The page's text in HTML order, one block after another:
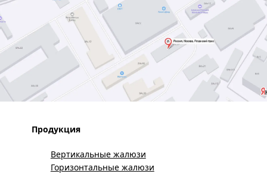
Продукция
Вертикальные жалюзи
Горизонтальные жалюзи